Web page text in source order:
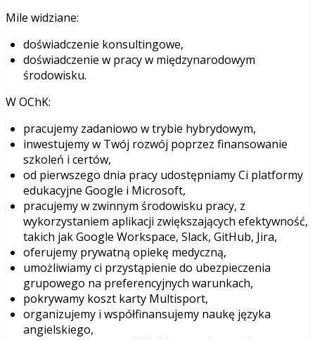
Mile widziane:
doświadczenie konsultingowe,
doświadczenie w pracy w międzynarodowym
środowisku.
W OChK:
pracujemy zadaniowo w trybie hybrydowym,
inwestujemy w Twój rozwój poprzez finansowanie
szkoleń i certów,
od pierwszego dnia pracy udostępniamy Ci platformy
edukacyjne Google i Microsoft,
pracujemy w zwinnym środowisku pracy, z
wykorzystaniem aplikacji zwiększających efektywność,
takich jak Google Workspace, Slack, GitHub, Jira,
oferujemy prywatną opiekę medyczną,
umożliwiamy ci przystąpienie do ubezpieczenia
grupowego na preferencyjnych warunkach,
pokrywamy koszt karty Multisport,
organizujemy i współfinansujemy naukę języka
angielskiego,